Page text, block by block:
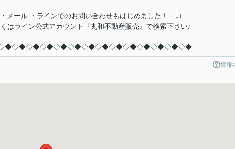
メール ・ラインでのお問い合わせもはじめました！ ↓↓
はライン公式アカウント『丸和不動産販売』で検索下さい♪
情報